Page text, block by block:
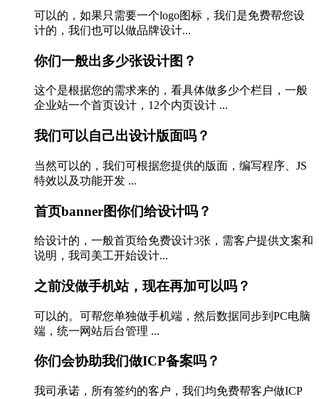
可以的，如果只需要一个logo图标，我们是免费帮您设
计的，我们也可以做品牌设计...
你们一般出多少张设计图？
这个是根据您的需求来的，看具体做多少个栏目，一般
企业站一个首页设计，12个内页设计 ...
我们可以自己出设计版面吗？
当然可以的，我们可根据您提供的版面，编写程序、JS
特效以及功能开发 ...
首页banner图你们给设计吗？
给设计的，一般首页给免费设计3张，需客户提供文案和
说明，我司美工开始设计...
之前没做手机站，现在再加可以吗？
可以的。可帮您单独做手机端，然后数据同步到PC电脑
端，统一网站后台管理 ...
你们会协助我们做ICP备案吗？
我司承诺，所有签约的客户，我们均免费帮客户做ICP